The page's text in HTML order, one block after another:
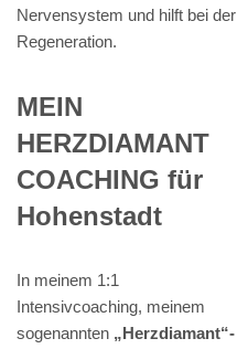
Nervensystem und hilft bei der
Regeneration.
MEIN
HERZDIAMANT
COACHING für
Hohenstadt
In meinem 1:1
Intensivcoaching, meinem
sogenannten „Herzdiamant“-